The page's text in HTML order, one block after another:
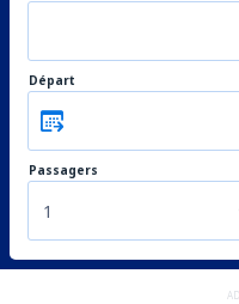
Départ
Passagers
1